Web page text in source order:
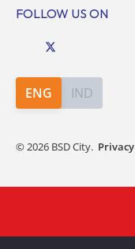
FOLLOW US ON
ENG IND
©2026 BSD City.